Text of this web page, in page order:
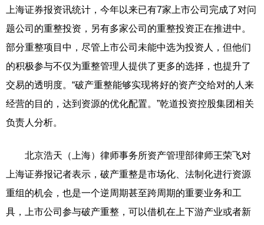
上海证券报资讯统计，今年以来已有7家上市公司完成了对问
题公司的重整投资，另有多家公司的重整投资正在推进中。
部分重整项目中，尽管上市公司未能中选为投资人，但他们
的积极参与不仅为重整管理人提供了更多的选择，也提升了
交易的透明度。“破产重整能够实现将好的资产交给对的人来
经营的目的，达到资源的优化配置。”乾道投资控股集团相关
负责人分析。
北京浩天（上海）律师事务所资产管理部律师王荣飞对
上海证券报记者表示，破产重整是市场化、法制化进行资源
重组的机会，也是一个逆周期甚至跨周期的重要业务和工
具，上市公司参与破产重整，可以借机在上下游产业或者新